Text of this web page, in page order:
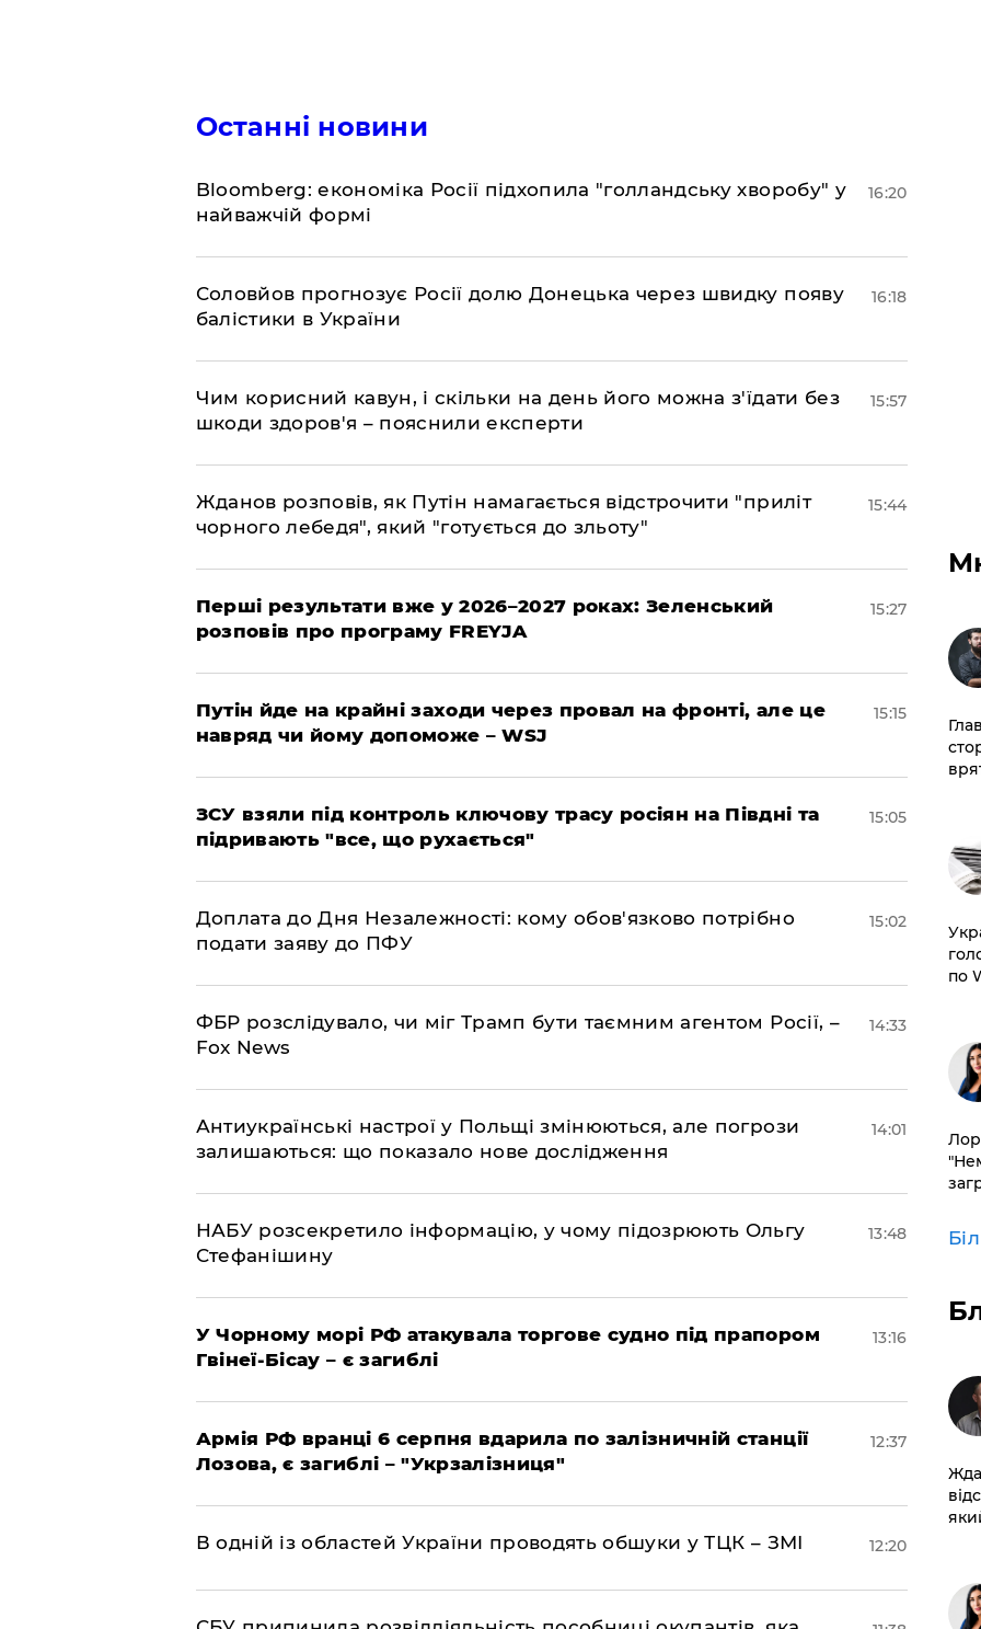
Останні новини
Bloomberg: економіка Росії підхопила "голландську хворобу" у
найважчій формі
16:20
Соловйов прогнозує Росії долю Донецька через швидку появу
балістики в України
16:18
Чим корисний кавун, і скільки на день його можна з'їдати без
шкоди здоров'я – пояснили експерти
15:57
Жданов розповів, як Путін намагається відстрочити "приліт
чорного лебедя", який "готується до зльоту"
15:44
Перші результати вже у 2026–2027 роках: Зеленський
розповів про програму FREYJA
15:27
Путін йде на крайні заходи через провал на фронті, але це
навряд чи йому допоможе – WSJ
15:15
ЗСУ взяли під контроль ключову трасу росіян на Півдні та
підривають "все, що рухається"
15:05
Доплата до Дня Незалежності: кому обов'язково потрібно
подати заяву до ПФУ
15:02
ФБР розслідувало, чи міг Трамп бути таємним агентом Росії, –
Fox News
14:33
Антиукраїнські настрої у Польщі змінюються, але погрози
залишаються: що показало нове дослідження
14:01
НАБУ розсекретило інформацію, у чому підозрюють Ольгу
Стефанішину
13:48
У Чорному морі РФ атакувала торгове судно під прапором
Гвінеї-Бісау – є загиблі
13:16
Армія РФ вранці 6 серпня вдарила по залізничній станції
Лозова, є загиблі – "Укрзалізниця"
12:37
В одній із областей України проводять обшуки у ТЦК – ЗМІ 12:20
по